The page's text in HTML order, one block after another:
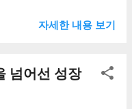
존재는 그 질문에 대한
하고 싶다는 강한 열망
는 단순히 눈먼 자들의
자신의 모습을 비추는
베스의 부추김에 결국
이 과정에서 맥베스는
자세한 내용 보기
넘어선 성장